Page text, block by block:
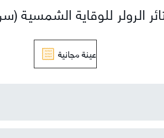
الرولر للوقاية الشمسية
عينة مجانية